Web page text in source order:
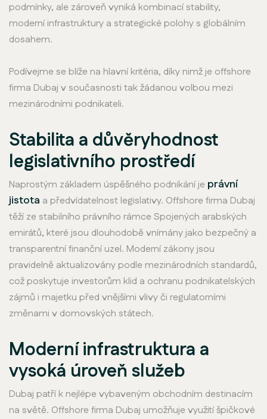
podmínky, ale zároveň vyniká kombinací stability,
moderní infrastruktury a strategické polohy s globálním
dosahem.
Podívejme se blíže na hlavní kritéria, díky nimž je offshore
firma Dubaj v současnosti tak žádanou volbou mezi
mezinárodními podnikateli.
Stabilita a důvěryhodnost
legislativního prostředí
Naprostým základem úspěšného podnikání je právní
jistota a předvídatelnost legislativy. Offshore firma Dubaj
těží ze stabilního právního rámce Spojených arabských
emirátů, které jsou dlouhodobě vnímány jako bezpečný a
transparentní finanční uzel. Moderní zákony jsou
pravidelně aktualizovány podle mezinárodních standardů,
což poskytuje investorům klid a ochranu podnikatelských
zájmů i majetku před vnějšími vlivy či regulatorními
změnami v domovských státech.
Moderní infrastruktura a
vysoká úroveň služeb
Dubaj patří k nejlépe vybaveným obchodním destinacím
na světě. Offshore firma Dubaj umožňuje využití špičkové